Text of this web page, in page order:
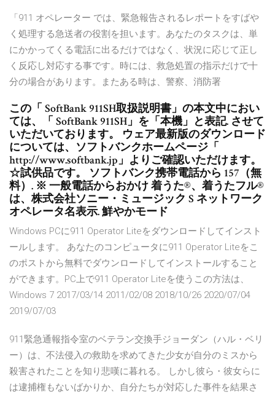
‎「911 オペレーター では、緊急報告されるレポートをすばや
く処理する急送者の役割を担います。あなたのタスクは、単
にかかってくる電話に出るだけではなく、状況に応じて正し
く反応し対応する事です。時には、救急処置の指示だけで十
分の場合があります。またある時は、警察、消防署
この「 SoftBank 911SH取扱説明書」の本文中におい
ては、「 SoftBank 911SH」を「本機」と表記. させて
いただいております。 ウェア最新版のダウンロード
については、ソフトバンクホームページ「
http://www.softbank.jp」よりご確認いただけます。
☆試供品です。 ソフトバンク携帯電話から 157（無
料）. ※ 一般電話からおかけ 着うた®、着うたフル®
は、株式会社ソニー・ミュージック S ネットワーク
オペレータ名表示. 鮮やかモード
Windows PCに911 Operator Liteをダウンロードしてインスト
ールします。 あなたのコンピュータに911 Operator Liteをこ
のポストから無料でダウンロードしてインストールすること
ができます。PC上で911 Operator Liteを使うこの方法は、
Windows 7 2017/03/14 2011/02/08 2018/10/26 2020/07/04
2019/07/03
911緊急通報指令室のベテラン交換手ジョーダン（ハル・ベリ
ー）は、不法侵入の救助を求めてきた少女が自分のミスから
殺害されたことを知り悲嘆に暮れる。 しかし彼ら・彼女らに
は逮捕権もないばかりか、自分たちが対応した事件を結果さ